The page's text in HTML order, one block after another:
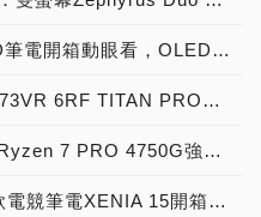
GIGABYTE AERO 15 OLED筆電開箱動眼看，OLED面板搭15.6吋4K螢幕 X-Rite Pantone專業校色認證
17吋電競筆電之王，MSI GT73VR 6RF TITAN PRO重裝上陣！
躍上神壇的秘密武器、AMD Ryzen 7 PRO 4750G強力加持ASRock Deskmini A300效能狂升
純正電競元素延續、XPG首款電競筆電XENIA 15開箱評測，高質感外觀搭配高效能硬體